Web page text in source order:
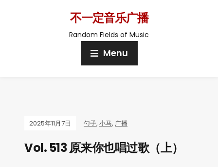
不一定音乐广播
Random Fields of Music
Menu
2025年11月7日 勺子, 小马, 广播
Vol. 513 原来你也唱过歌（上）